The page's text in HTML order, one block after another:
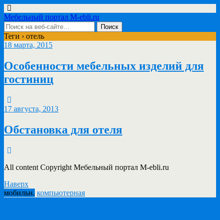
Мебельный портал M-ebli.ru
Теги › отель
18 марта, 2015
Особенности мебельных изделий для
гостиниц
17 августа, 2013
Обстановка для отеля
All content Copyright Мебельный портал M-ebli.ru
Наверх
мобильн. компьютерная